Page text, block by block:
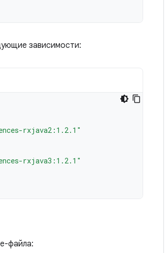
зависимости:
rxjava2:1.2.1"
rxjava3:1.2.1"
файла: